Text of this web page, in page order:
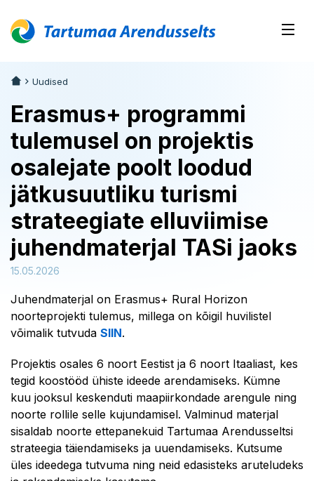
Uudised
Erasmus+ programmi
tulemusel on projektis
osalejate poolt loodud
jätkusuutliku turismi
strateegiate elluviimise
juhendmaterjal TASi jaoks
15.05.2026
Juhendmaterjal on Erasmus+ Rural Horizon
noorteprojekti tulemus, millega on kõigil huvilistel
võimalik tutvuda SIIN.
Projektis osales 6 noort Eestist ja 6 noort Itaaliast, kes
tegid koostööd ühiste ideede arendamiseks. Kümne
kuu jooksul keskenduti maapiirkondade arengule ning
noorte rollile selle kujundamisel. Valminud materjal
sisaldab noorte ettepanekuid Tartumaa Arendusseltsi
strateegia täiendamiseks ja uuendamiseks. Kutsume
üles ideedega tutvuma ning neid edasisteks aruteludeks